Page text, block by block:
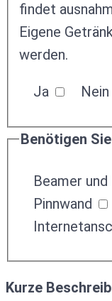
findet
Eigene
werden.
Ja Nein
Benötigen
Beamer und
Pinnwand
Kurze